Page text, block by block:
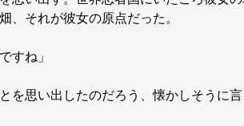
、それが彼女の原点だった。
すね」
を思い出したのだろう、懐かしそうに言